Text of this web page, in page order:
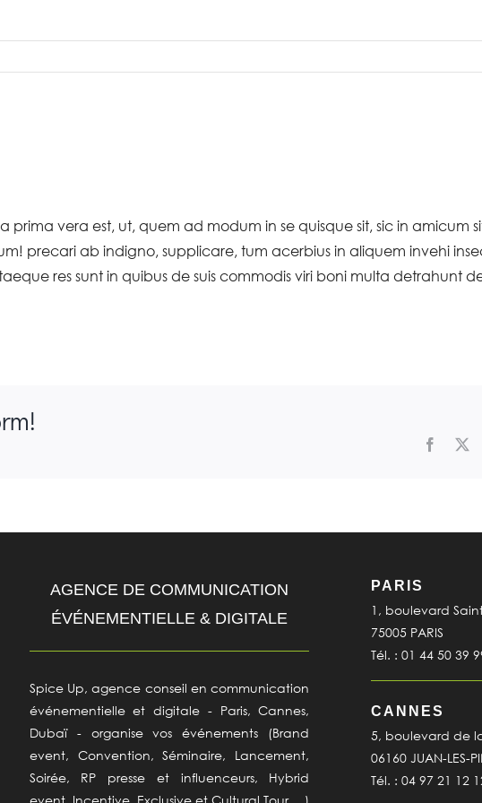
prima vera est, ut, quem ad modum in se quisque sit, sic in
precari ab indigno, supplicare, tum acerbius in aliquem invehi
res sunt in quibus de suis commodis viri boni multa detrahunt
AGENCE DE COMMUNICATION
ÉVÉNEMENTIELLE & DIGITALE
Spice Up, agence conseil en communication
événementielle et digitale - Paris, Cannes,
Dubaï - organise vos événements (Brand
event, Convention, Séminaire, Lancement,
Soirée, RP presse et influenceurs, Hybrid
PARIS
1, boulevard
75005 PARIS
Tél. : 01 44 50 39
CANNES
5, boulevard de
06160 JUAN-LES-
Tél. : 04 97 21 12